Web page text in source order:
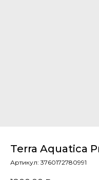
Terra Aquatica
Артикул: 3760172780991